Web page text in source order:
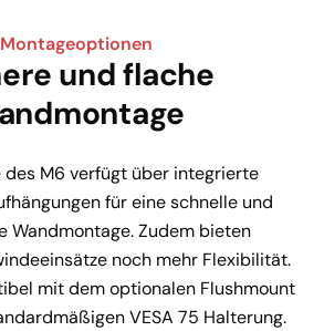
Montageoptionen
und flache
des M6 verfügt über integrierte
für eine schnelle und
Wandmontage. Zudem bieten
noch mehr Flexibilität.
mit dem optionalen Flushmount
VESA 75 Halterung.